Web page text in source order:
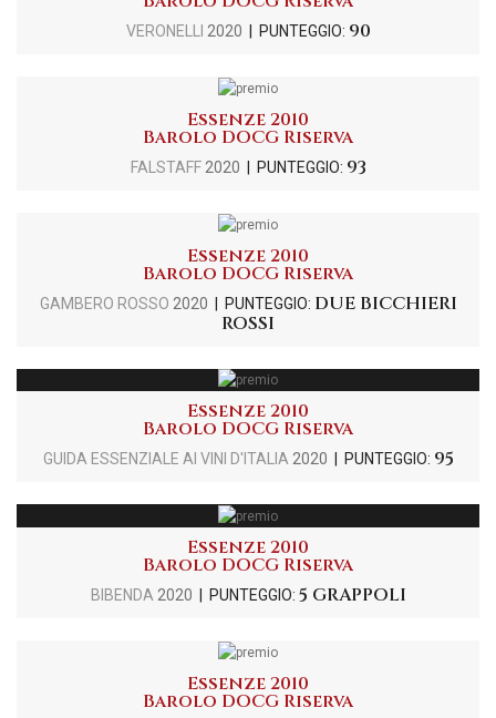
VERONELLI 2020 | PUNTEGGIO: 90
Essenze 2010
Barolo DOCG Riserva
FALSTAFF 2020 | PUNTEGGIO: 93
Essenze 2010
Barolo DOCG Riserva
GAMBERO ROSSO 2020 | PUNTEGGIO: DUE BICCHIERI
ROSSI
Essenze 2010
Barolo DOCG Riserva
GUIDA ESSENZIALE AI VINI D'ITALIA2020 | PUNTEGGIO: 95
Essenze 2010
Barolo DOCG Riserva
BIBENDA2020 | PUNTEGGIO: 5 GRAPPOLI
Essenze 2010
Barolo DOCG Riserva